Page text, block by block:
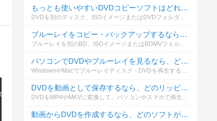
もっとも使いやすいDVDコピーソフトはどれですか？
ブルーレイをコピー・バックアップするなら、どのソフトがおすすめですか？
ブルーレイを別のBD、ISOイメージまたはBDMVフォルダーとして保存する際、実際に利用しているソフトを教えてください。
パソコンでDVDやブルーレイを見るなら、どの再生ソフトがおすすめですか？
WindowsやMacでブルーレイディスク・DVDを再生する際、普段使っているソフトを教えてください。再生の安定性、画質、操作性などを基準に選んでください。
DVDを動画として保存するなら、どのリッピングソフトがおすすめですか？
DVDをMP4やMKVに変換して、パソコンやスマホで再生する場合に使っているソフトを教えてください。無料・有料を問わず投票できます。
動画からDVDを作成するなら、どのソフトが一番おすすめですか？